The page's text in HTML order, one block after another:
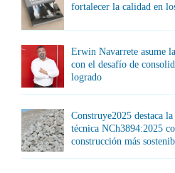
fortalecer la calidad en
Erwin Navarrete asume
con el desafío de
logrado
Construye2025 destaca
técnica NCh3894:2025
construcción más